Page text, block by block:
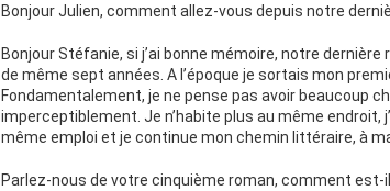
Bonjour Julien, comment allez-vous depuis notre
Bonjour Stéfanie, si j’ai bonne mémoire, notre
de même sept années. A l’époque je sortais mon
Fondamentalement, je ne pense pas avoir beaucoup
imperceptiblement. Je n’habite plus au même endroit,
même emploi et je continue mon chemin littéraire, à
Parlez-nous de votre cinquième roman, comment est-